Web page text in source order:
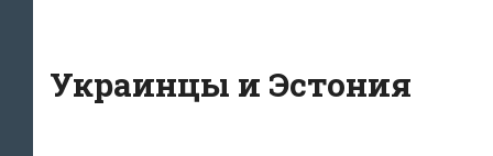
Украинцы и Эстония